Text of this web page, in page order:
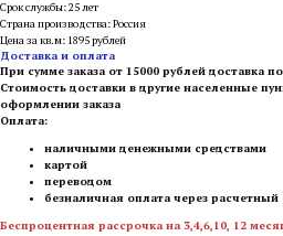
Срок службы: 25 лет
Страна производства: Россия
Цена за кв.м: 1895 рублей
Доставка и оплата
При сумме заказа от 15000 рублей доставка
Стоимость доставки в другие населенные
оформлении заказа
Оплата:
наличными денежными средствами
картой
переводом
безналичная оплата через расчетный
Беспроцентная рассрочка на 3,4,6,10, 12